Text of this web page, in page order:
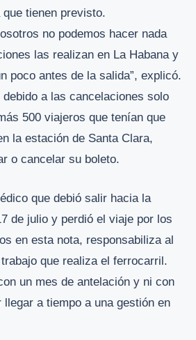
tienen previsto.
no podemos hacer nada
las realizan en La Habana y
poco antes de la salida”, explicó.
a las cancelaciones solo
500 viajeros que tenían que
la estación de Santa Clara,
o cancelar su boleto.
que debió salir hacia la
de julio y perdió el viaje por los
en esta nota, responsabiliza al
que realiza el ferrocarril.
un mes de antelación y ni con
llegar a tiempo a una gestión en